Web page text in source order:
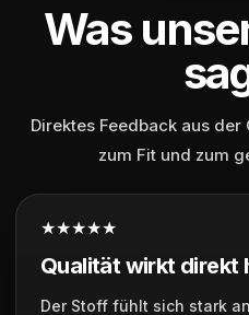
Was
Direktes Feedback aus
zum Fit und zum
★★★★★
Qualität wirkt direkt
Der Stoff fühlt sich stark